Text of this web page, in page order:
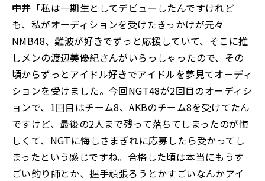
中井 「私は一期生としてデビューしたんですけれど
も、私がオーディションを受けたきっかけが元々
NMB48、難波が好きでずっと応援していて、そこに推
しメンの渡辺美優紀さんがいらっしゃったので、その
頃からずっとアイドル好きでアイドルを夢見てオーディ
ションを受けました。今回NGT48が2回目のオーディシ
ョンで、1回目はチーム8、AKBのチーム8を受けてたん
ですけど、最後の2人まで残って落ちてしまったのが悔
しくて、NGTに悔しさまぎれに応募したら受かってし
まったという感じですね。合格した頃は本当にもうす
ごい釣り師とか、握手頑張ろうとかすごいなんかアイ